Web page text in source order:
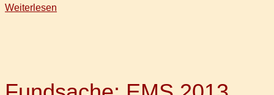
Weiterlesen